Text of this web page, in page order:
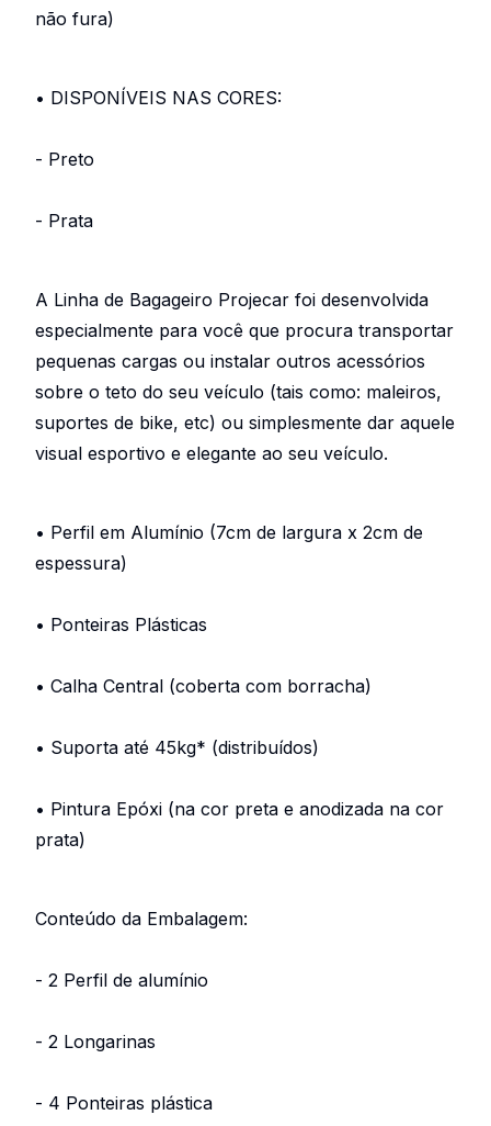
não fura)
• DISPONÍVEIS NAS CORES:
- Preto
- Prata
A Linha de Bagageiro Projecar foi desenvolvida
especialmente para você que procura transportar
pequenas cargas ou instalar outros acessórios
sobre o teto do seu veículo (tais como: maleiros,
suportes de bike, etc) ou simplesmente dar aquele
visual esportivo e elegante ao seu veículo.
• Perfil em Alumínio (7cm de largura x 2cm de
espessura)
• Ponteiras Plásticas
• Calha Central (coberta com borracha)
• Suporta até 45kg* (distribuídos)
• Pintura Epóxi (na cor preta e anodizada na cor
prata)
Conteúdo da Embalagem:
- 2 Perfil de alumínio
- 2 Longarinas
- 4 Ponteiras plástica